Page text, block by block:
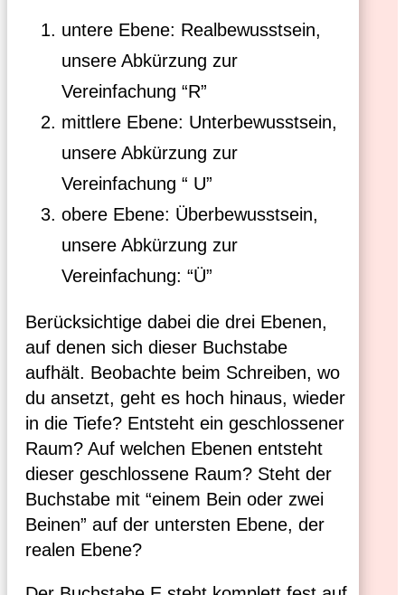
untere Ebene: Realbewusstsein,
unsere Abkürzung zur
Vereinfachung “R”
mittlere Ebene: Unterbewusstsein,
unsere Abkürzung zur
Vereinfachung “ U”
obere Ebene: Überbewusstsein,
unsere Abkürzung zur
Vereinfachung: “Ü”
Berücksichtige dabei die drei Ebenen,
auf denen sich dieser Buchstabe
aufhält. Beobachte beim Schreiben, wo
du ansetzt, geht es hoch hinaus, wieder
in die Tiefe? Entsteht ein geschlossener
Raum? Auf welchen Ebenen entsteht
dieser geschlossene Raum? Steht der
Buchstabe mit “einem Bein oder zwei
Beinen” auf der untersten Ebene, der
realen Ebene?